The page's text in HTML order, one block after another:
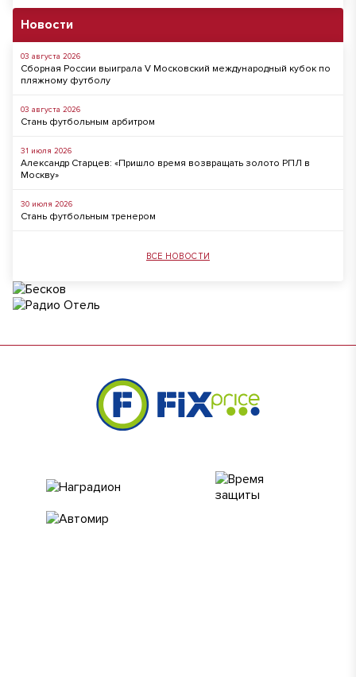
Новости
03 августа 2026
Сборная России выиграла V Московский международный кубок по
пляжному футболу
03 августа 2026
Стань футбольным арбитром
31 июля 2026
Александр Старцев: «Пришло время возвращать золото РПЛ в
Москву»
30 июля 2026
Стань футбольным тренером
ВСЕ НОВОСТИ